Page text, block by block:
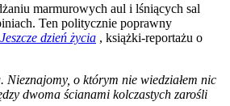
marmurowych aul i lśniących sal
Ten politycznie poprawny
Jeszcze dzień życia , książki-reportażu o
Nieznajomy, o którym nie wiedziałem nic
dwoma ścianami kolczastych zarośli